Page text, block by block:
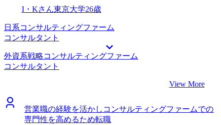
与できなかったですが、OEMの目線で自動車業界の戦略案
件により深くチャレンジしたいと思っています。
に感じたので、迷うことなくお世話になることを決めまし
報の提供など全フェーズにわたってスピーディーかつ気の利
いたご支援をして頂きました。仕事の段取り力が素晴らし
く、ビジネスパーソンとしても大変優秀な方だと感じ、信頼
できるエージェントさんでした。実際に希望していたファー
ム全てから内定を得ることができたのは、MyVisionさんのサ
トのおかげで、Big4全社から内定をいただくことができ、非
常に満足のいく転職活動ができました。人生でここまで贅沢
な悩みはそうそうないと感じました。 当初は各社の違いな
ど大差ないと考え、年収で決めようと思っていましたが、い
I・Kさん東京大学26歳
日系コンサルティングファーム
コンサルタント
外資系戦略コンサルティングファーム
コンサルタント
View More
営業職の経験を活かしコンサルティングファームでの
専門性を高めるため転職